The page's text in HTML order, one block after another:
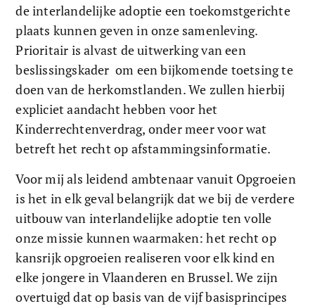
de interlandelijke adoptie een toekomstgerichte
plaats kunnen geven in onze samenleving.
Prioritair is alvast de uitwerking van een
beslissingskader  om een bijkomende toetsing te
doen van de herkomstlanden. We zullen hierbij
expliciet aandacht hebben voor het
Kinderrechtenverdrag, onder meer voor wat
betreft het recht op afstammingsinformatie.
Voor mij als leidend ambtenaar vanuit Opgroeien
is het in elk geval belangrijk dat we bij de verdere
uitbouw van interlandelijke adoptie ten volle
onze missie kunnen waarmaken: het recht op
kansrijk opgroeien realiseren voor elk kind en
elke jongere in Vlaanderen en Brussel. We zijn
overtuigd dat op basis van de vijf basisprincipes